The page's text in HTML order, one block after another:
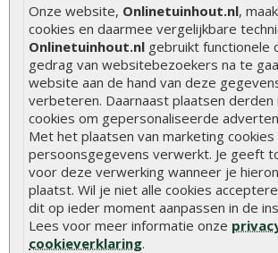
Onze website, Onlinetuinhout.nl,
cookies en daarmee vergelijkbare
Onlinetuinhout.nl gebruikt functionele
gedrag van websitebezoekers na te
website aan de hand van deze
verbeteren. Daarnaast plaatsen derden
cookies om gepersonaliseerde
Met het plaatsen van marketing
persoonsgegevens verwerkt. Je geeft
voor deze verwerking wanneer je
plaatst. Wil je niet alle cookies
dit op ieder moment aanpassen in de
Lees voor meer informatie onze
cookieverklaring.
(dubbel glas)
Dakafwerking
Zadeldak
Model
Klassiek model
Bevestigingsmaterialen
Inclusief
Hout is een natuurlijk product met
eigenschappen. Lees alles over de
natuurlijke variaties van hout.Meer